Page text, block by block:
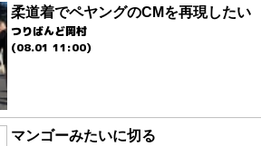
柔道着でペヤングのCMを再現したい
つりばんど岡村
(08.01 11:00)
マンゴーみたいに切る